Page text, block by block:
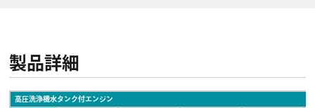
製品詳細
高圧洗浄機水タンク付エンジン